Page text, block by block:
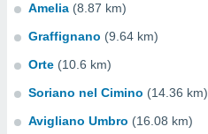
Amelia (8.87 km)
Graffignano (9.64 km)
Orte (10.6 km)
Soriano nel Cimino (14.36 km)
Avigliano Umbro (16.08 km)